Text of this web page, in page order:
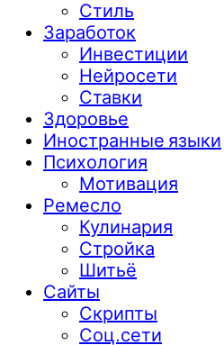
Стиль
Заработок
Инвестиции
Нейросети
Ставки
Здоровье
Иностранные языки
Психология
Мотивация
Ремесло
Кулинария
Стройка
Шитьё
Сайты
Скрипты
Соц.сети